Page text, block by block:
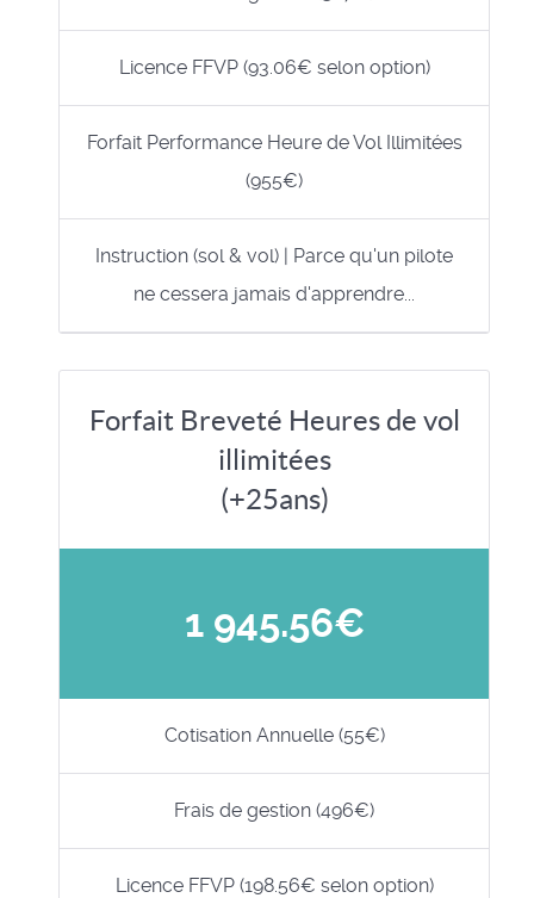
Licence FFVP (93.06€ selon option)
Forfait Performance Heure de Vol Illimitées
(955€)
Instruction (sol & vol) | Parce qu'un pilote
ne cessera jamais d'apprendre...
Forfait Breveté Heures de vol
illimitées
(+25ans)
1 945.56€
Cotisation Annuelle (55€)
Frais de gestion (496€)
Licence FFVP (198.56€ selon option)